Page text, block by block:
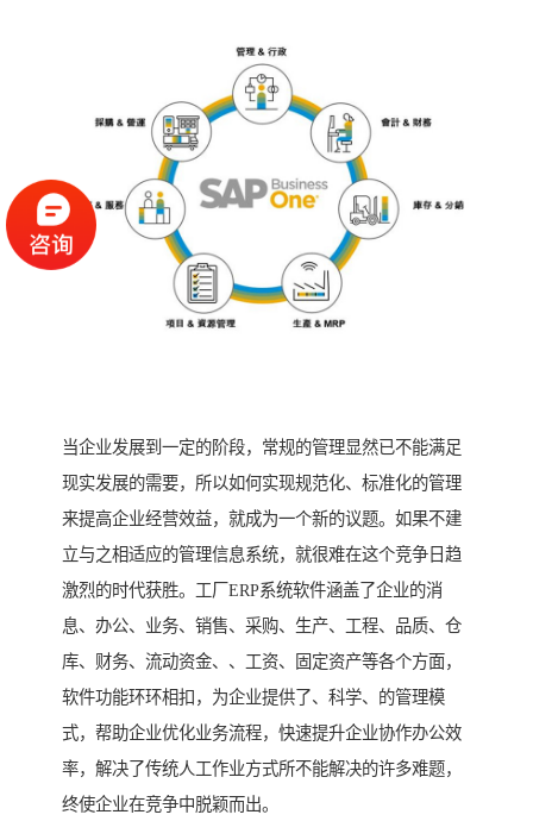
当企业发展到一定的阶段，常规的管理显然已不能满足
现实发展的需要，所以如何实现规范化、标准化的管理
来提高企业经营效益，就成为一个新的议题。如果不建
立与之相适应的管理信息系统，就很难在这个竞争日趋
激烈的时代获胜。工厂ERP系统软件涵盖了企业的消
息、办公、业务、销售、采购、生产、工程、品质、仓
库、财务、流动资金、、工资、固定资产等各个方面，
软件功能环环相扣，为企业提供了、科学、的管理模
式，帮助企业优化业务流程，快速提升企业协作办公效
率，解决了传统人工作业方式所不能解决的许多难题，
终使企业在竞争中脱颖而出。